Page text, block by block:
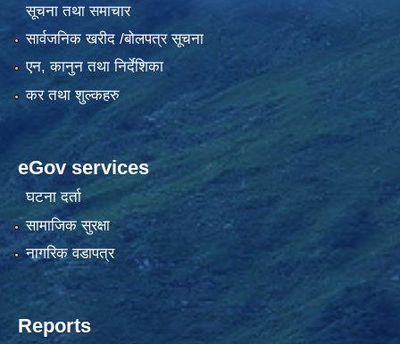
सूचना तथा समाचार
सार्वजनिक खरीद /बोलपत्र सूचना
एन, कानुन तथा निर्देशिका
कर तथा शुल्कहरु
eGov services
घटना दर्ता
सामाजिक सुरक्षा
नागरिक वडापत्र
Reports